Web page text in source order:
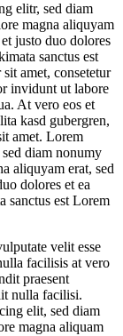
elitr, sed diam
magna aliquyam
justo duo dolores
sanctus est
amet, consetetur
invidunt ut labore
At vero eos et
kasd gubergren,
amet. Lorem
diam nonumy
aliquyam erat, sed
dolores et ea
sanctus est Lorem
velit esse
facilisis at vero
praesent
nulla facilisi.
elit, sed diam
magna aliquam